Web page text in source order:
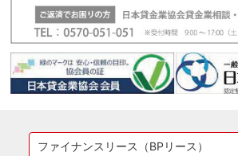
ファイナンスリース（BPリース）